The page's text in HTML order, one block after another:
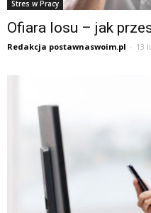
Stres w Pracy
Ofiara losu – jak
Redakcja postawnaswoim.pl - 13